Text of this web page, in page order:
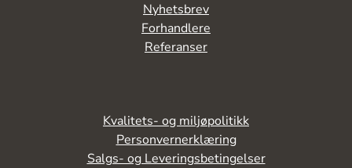
Kvalitets- og miljøpolitikk
Personvernerklæring
Salgs- og Leveringsbetingelser
Nyhetsbrev
Forhandlere
Referanser